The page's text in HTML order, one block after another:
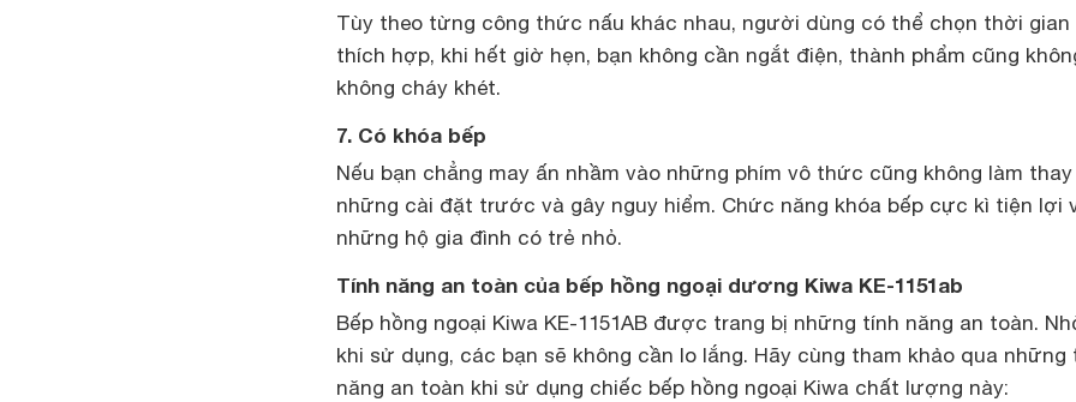
Tùy theo từng công thức nấu khác nhau, người dùng có thể chọn thời gian
thích hợp, khi hết giờ hẹn, bạn không cần ngắt điện, thành phẩm cũng
không cháy khét.
7. Có khóa bếp
Nếu bạn chẳng may ấn nhầm vào những phím vô thức cũng không làm
những cài đặt trước và gây nguy hiểm. Chức năng khóa bếp cực kì tiện lợi
những hộ gia đình có trẻ nhỏ.
Tính năng an toàn của bếp hồng ngoại dương Kiwa KE-1151ab
Bếp hồng ngoại Kiwa KE-1151AB được trang bị những tính năng an toàn.
khi sử dụng, các bạn sẽ không cần lo lắng. Hãy cùng tham khảo qua những
năng an toàn khi sử dụng chiếc bếp hồng ngoại Kiwa chất lượng này: